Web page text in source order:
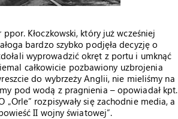
Kłoczkowski, który już wcześniej
bardzo szybko podjęła decyzję o
wyprowadzić okręt z portu i umknąć
całkowicie pozbawiony uzbrojenia
do wybrzeży Anglii, nie mieliśmy na
pod wodą z pragnienia – opowiadał kpt.
rozpisywały się zachodnie media, a
II wojny światowej”.